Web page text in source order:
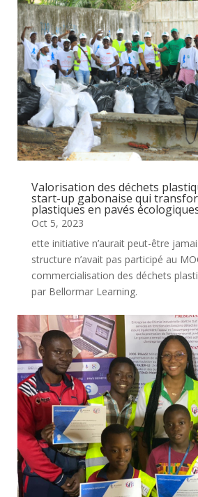
Valorisation des déchets
start-up gabonaise qui
plastiques en pavés
Oct 5, 2023
ette initiative n’aurait peut-être
structure n’avait pas participé au
commercialisation des déchets
par Bellormar Learning.